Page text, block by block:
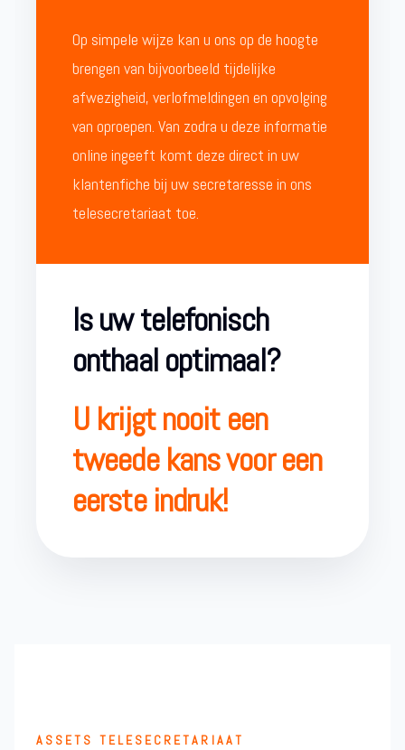
Op simpele wijze kan u ons op de hoogte
brengen van bijvoorbeeld tijdelijke
afwezigheid, verlofmeldingen en opvolging
van oproepen. Van zodra u deze informatie
online ingeeft komt deze direct in uw
klantenfiche bij uw secretaresse in ons
telesecretariaat toe.
Is uw telefonisch
onthaal optimaal?
U krijgt nooit een
tweede kans voor een
eerste indruk!
ASSETS TELESECRETARIAAT